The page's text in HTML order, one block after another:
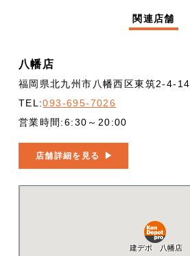
関連店舗
八幡店
福岡県北九州市八幡西区東筑2-4-14
TEL:093-695-7026
営業時間:6:30～20:00
店舗詳細を見る